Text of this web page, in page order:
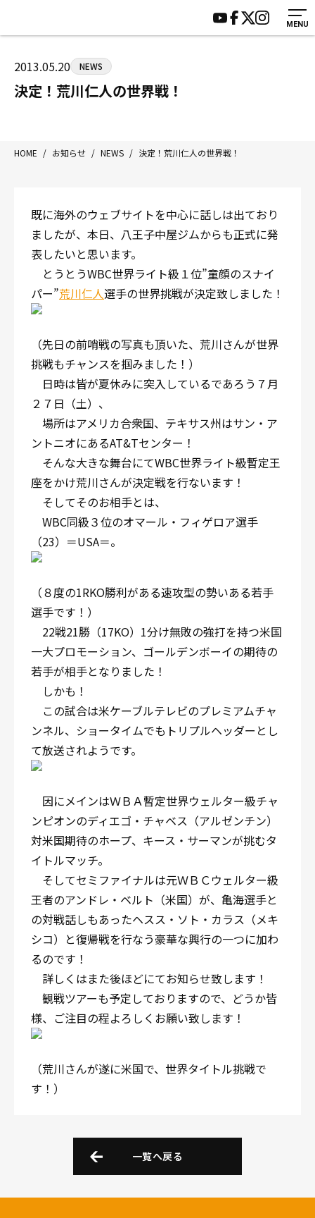
MENU
八王子中屋ボクシングジム
〒192-0072 東京都八王子市南町3-8 第2原嶋ビル1F
Tel/Fax：042-622-7222
営業時間：月〜土 14:00〜22:00 / 日・祝 14:00〜19:00
HOME
ジムについて
トレーニング
入会案内
施設紹介
サポーター募集
2013.05.20 NEWS
決定！荒川仁人の世界戦！
HOME / お知らせ / NEWS / 決定！荒川仁人の世界戦！
既に海外のウェブサイトを中心に話しは出ており
ましたが、本日、八王子中屋ジムからも正式に発
表したいと思います。
とうとうWBC世界ライト級１位”童顔のスナイ
パー”荒川仁人選手の世界挑戦が決定致しました！
（先日の前哨戦の写真も頂いた、荒川さんが世界
挑戦もチャンスを掴みました！）
日時は皆が夏休みに突入しているであろう７月
２７日（土）、
場所はアメリカ合衆国、テキサス州はサン・ア
ントニオにあるAT&Tセンター！
そんな大きな舞台にてWBC世界ライト級暫定王
座をかけ荒川さんが決定戦を行ないます！
そしてそのお相手とは、
WBC同級３位のオマール・フィゲロア選手
（23）＝USA＝。
（８度の1RKO勝利がある速攻型の勢いある若手
選手です！）
22戦21勝（17KO）1分け無敗の強打を持つ米国
一大プロモーション、ゴールデンボーイの期待の
若手が相手となりました！
しかも！
この試合は米ケーブルテレビのプレミアムチャ
ンネル、ショータイムでもトリプルヘッダーとし
て放送されようです。
因にメインはＷＢＡ暫定世界ウェルター級チャ
ンピオンのディエゴ・チャベス（アルゼンチン）
対米国期待のホープ、キース・サーマンが挑むタ
イトルマッチ。
そしてセミファイナルは元ＷＢＣウェルター級
王者のアンドレ・ベルト（米国）が、亀海選手と
の対戦話しもあったヘスス・ソト・カラス（メキ
シコ）と復帰戦を行なう豪華な興行の一つに加わ
るのです！
詳しくはまた後ほどにてお知らせ致します！
観戦ツアーも予定しておりますので、どうか皆
様、ご注目の程よろしくお願い致します！
（荒川さんが遂に米国で、世界タイトル挑戦で
す！）
一覧へ戻る